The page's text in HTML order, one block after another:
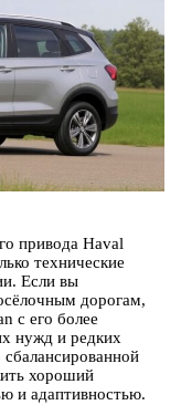
привода Haval
технические
Если вы
дорогам,
с его более
нужд и редких
хороший
и адаптивностью.